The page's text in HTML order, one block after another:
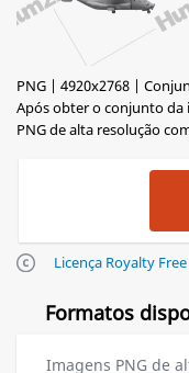
PNG | 4920x2768 |
Após obter o conjunto da
PNG de alta resolução
Licença Royalty Free
Formatos
Imagens PNG de